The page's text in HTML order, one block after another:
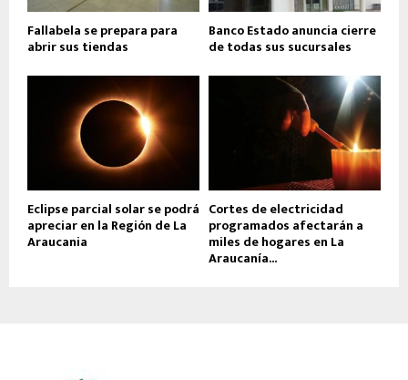
Fallabela se prepara para
abrir sus tiendas
Banco Estado anuncia cierre
de todas sus sucursales
Eclipse parcial solar se podrá
apreciar en la Región de La
Araucania
Cortes de electricidad
programados afectarán a
miles de hogares en La
Araucanía...